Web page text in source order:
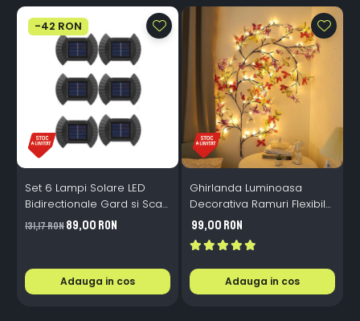
-42 RON
Set 6 Lampi Solare LED
Bidirectionale Gard si Scari
- 200mAh, IP65, Alb Cald,
Senzor Automat
131,17 RON89,00 RON
Adauga in cos
Ghirlanda Luminoasa
Decorativa Ramuri Flexibile
1.6m 72 LED USB
Telecomanda
99,00 RON
Adauga in cos